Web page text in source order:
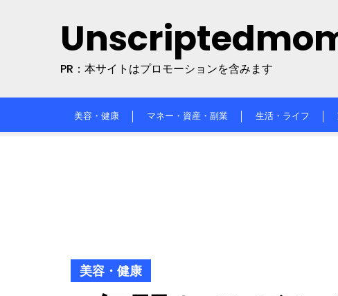
PR：本サイトはプロモーションを含みます
美容・健康 マネー・資産・副業 生活・ライフ
美容・健康